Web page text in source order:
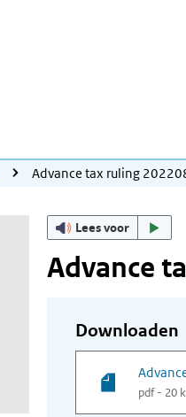
Advance tax ruling
Lees voor
Advance
Downloaden
pdf - 20